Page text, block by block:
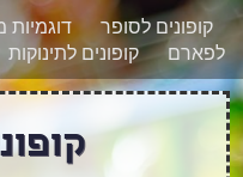
רוצים להישאר
קופונים לסופר דוגמיות
לפארם
קופונים לתינוקות